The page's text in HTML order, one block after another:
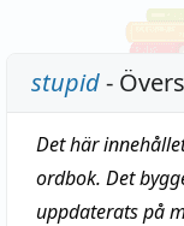
stupid-
Det här
ordbok. Det
uppdaterats på